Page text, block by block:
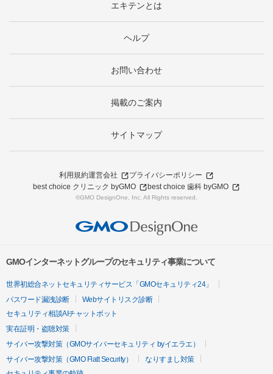
エキテンとは
ヘルプ
お問い合わせ
掲載のご案内
サイトマップ
利用規約運営会社
プライバシーポリシー
best choice クリニック byGMO
best choice 歯科 byGMO
©GMO DesignOne, Inc. All Rights reserved.
GMOインターネットグループのセキュリティ事業について
世界初総合ネットセキュリティサービス「GMOセキュリティ24」
パスワード漏洩診断
Webサイトリスク診断
セキュリティ相談AIチャットボット
実在証明・盗聴対策
サイバー攻撃対策（GMOサイバーセキュリティ byイエラエ）
サイバー攻撃対策（GMO Flatt Security）
なりすまし対策